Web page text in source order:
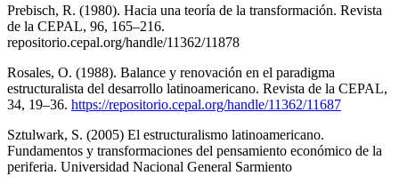
Prebisch, R. (1980). Hacia una teoría de la transformación. Revista
de la CEPAL, 96, 165–216.
repositorio.cepal.org/handle/11362/11878
Rosales, O. (1988). Balance y renovación en el paradigma
estructuralista del desarrollo latinoamericano. Revista de la CEPAL,
34, 19–36. https://repositorio.cepal.org/handle/11362/11687
Sztulwark, S. (2005) El estructuralismo latinoamericano.
Fundamentos y transformaciones del pensamiento económico de la
periferia. Universidad Nacional General Sarmiento